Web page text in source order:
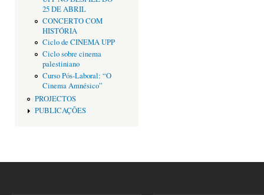
25 DE ABRIL
CONCERTO COM
HISTÓRIA
Ciclo de CINEMA UPP
Ciclo sobre cinema
palestiniano
Curso Pós-Laboral: “O
Cinema Amnésico”
PROJECTOS
PUBLICAÇÕES